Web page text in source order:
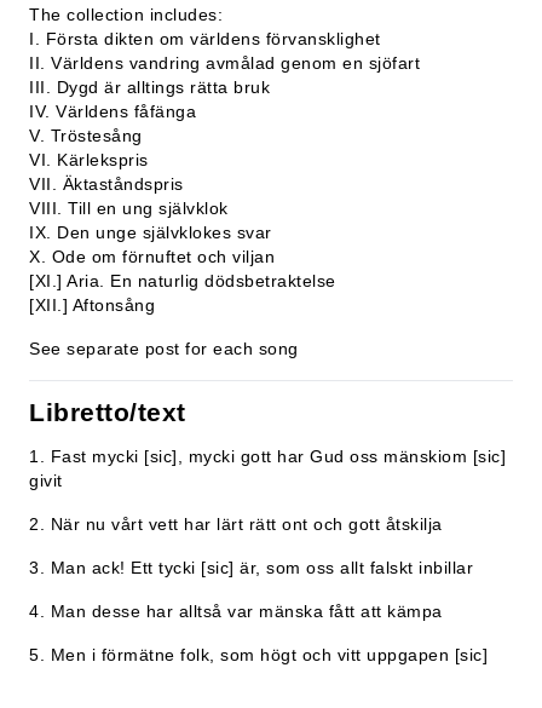
The collection includes:
I. Första dikten om världens förvansklighet
II. Världens vandring avmålad genom en sjöfart
III. Dygd är alltings rätta bruk
IV. Världens fåfänga
V. Tröstesång
VI. Kärlekspris
VII. Äktaståndspris
VIII. Till en ung självklok
IX. Den unge självklokes svar
X. Ode om förnuftet och viljan
[XI.] Aria. En naturlig dödsbetraktelse
[XII.] Aftonsång
See separate post for each song
Libretto/text
1. Fast mycki [sic], mycki gott har Gud oss mänskiom [sic]
givit
2. När nu vårt vett har lärt rätt ont och gott åtskilja
3. Man ack! Ett tycki [sic] är, som oss allt falskt inbillar
4. Man desse har alltså var mänska fått att kämpa
5. Men i förmätne folk, som högt och vitt uppgapen [sic]